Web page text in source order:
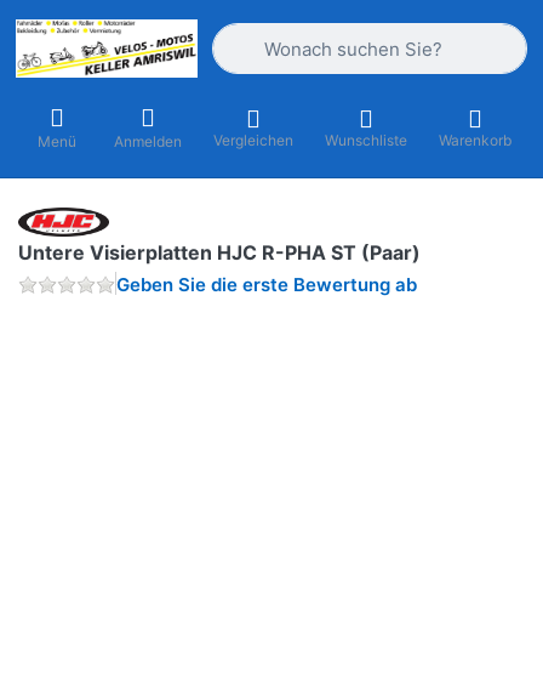
Geben Sie einen Suchbegriff ein.
Menü Anmelden Vergleichen Wunschliste Warenkorb
Untere Visierplatten HJC R-PHA ST (Paar)
Geben Sie die erste Bewertung ab